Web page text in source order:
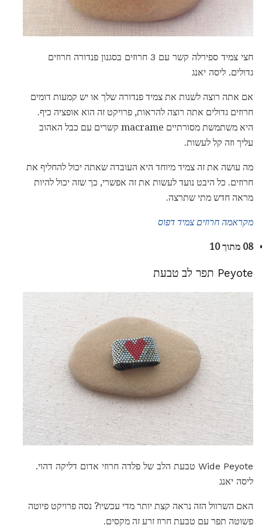
חצי צמיד ספירלה קשר עם 3 חרוזים בסגנון פנדורה חרוזים
גדולים. ליסה יאנג
אם אתה רוצה לשנות את צמיד פנדורה שלך או יש קמעות דומים
חרוזים גדולים אתה רוצה להראות, פרויקט זה הוא אופציה כיף.
היא משתמשת מסורתיים macrame קשרים עם כבל האהוב
עליך וזה קל לעשות.
מה עושה את זה צמיד מיוחד היא העובדה שאתה יכול להחליף את
חרוזים. כל היבט נועד לעשות את זה אפשרי, כך שזה יכול להיות
מראה חדש מתי שתרצה.
מקראמה חרוזים צמיד דפוס
08 מתוך 10
Peyote תפר לב טבעת
Wide Peyote טבעת הלב של פלדה חרוזי אדום דליקה דהוי.
ליסה יאנג
האם השרוול הזה נראה קצת יותר מדי עכשיו? נסה פרויקט פיוטה
פשוטה תפר עם טבעת חרוז זרע זה מקסים.